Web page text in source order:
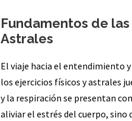
Fundamentos de
Astrales
El viaje hacia el entendimiento
los ejercicios físicos y astrales
y la respiración se presentan
aliviar el estrés del cuerpo,